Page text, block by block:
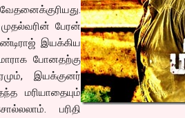
பேரன்
இயக்கிய
போனதற்கு
இயக்குனர்
மரியாதையும்
பரிதி